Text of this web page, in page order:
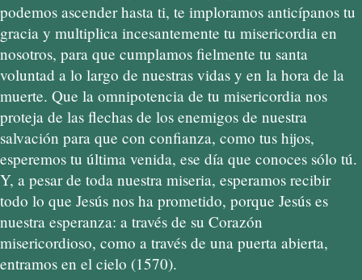
podemos ascender hasta ti, te imploramos anticípanos tu
gracia y multiplica incesantemente tu misericordia en
nosotros, para que cumplamos fielmente tu santa
voluntad a lo largo de nuestras vidas y en la hora de la
muerte. Que la omnipotencia de tu misericordia nos
proteja de las flechas de los enemigos de nuestra
salvación para que con confianza, como tus hijos,
esperemos tu última venida, ese día que conoces sólo tú.
Y, a pesar de toda nuestra miseria, esperamos recibir
todo lo que Jesús nos ha prometido, porque Jesús es
nuestra esperanza: a través de su Corazón
misericordioso, como a través de una puerta abierta,
entramos en el cielo (1570).